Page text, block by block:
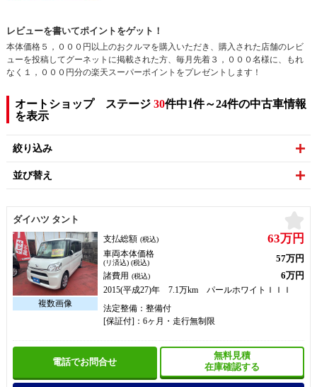
レビューを書いてポイントをゲット！
本体価格５，０００円以上のおクルマを購入いただき、購入された店舗のレビ
ューを投稿してグーネットに掲載された方、毎月先着３，０００名様に、もれ
なく１，０００円分の楽天スーパーポイントをプレゼントします！
オートショップ ステージ30件中1件～24件の中古車情報
を表示
絞り込み
並び替え
ダイハツ タント
支払総額 (税込) 63万円
車両本体価格
(リ済込) (税込) 57万円
諸費用 (税込) 6万円
2015(平成27)年 7.1万km パールホワイトＩＩＩ
法定整備：整備付
[保証付]：6ヶ月・走行無制限
電話でお問合せ
無料見積
在庫確認する